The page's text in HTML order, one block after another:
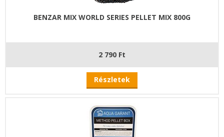
BENZAR MIX WORLD SERIES PELLET MIX 800G
2 790 Ft
Részletek